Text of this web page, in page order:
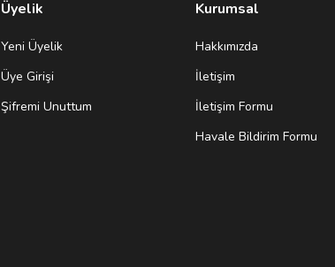
Üyelik
Yeni Üyelik
Üye Girişi
Şifremi Unuttum
Kurumsal
Hakkımızda
İletişim
İletişim Formu
Havale Bildirim Formu